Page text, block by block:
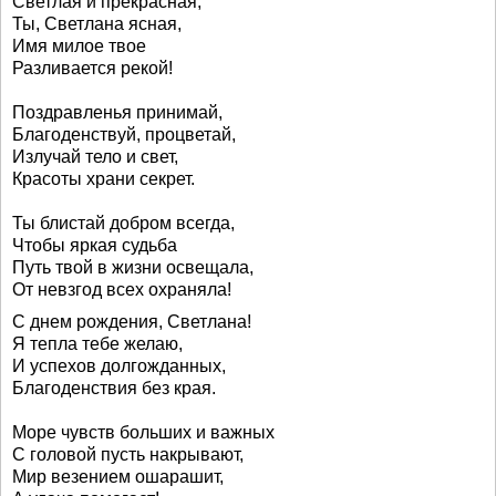
Ты, Светлана ясная,
Имя милое твое
Разливается рекой!
Поздравленья принимай,
Благоденствуй, процветай,
Излучай тело и свет,
Красоты храни секрет.
Ты блистай добром всегда,
Чтобы яркая судьба
Путь твой в жизни освещала,
От невзгод всех охраняла!
С днем рождения, Светлана!
Я тепла тебе желаю,
И успехов долгожданных,
Благоденствия без края.
Море чувств больших и важных
С головой пусть накрывают,
Мир везением ошарашит,